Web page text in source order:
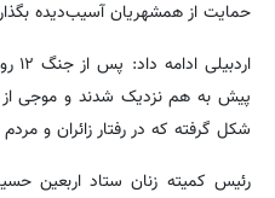
حمایت از همشهریان آسیب‌دیده
پیش به هم نزدیک شدند و موجی از
شکل گرفته که در رفتار زائران و
رئیس کمیته زنان ستاد اربعین